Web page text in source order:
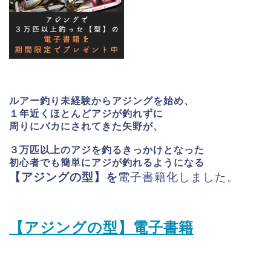
ルアー釣り未経験からアジングを始め、
１年近くほとんどアジが釣れずに
周りにバカにされてきた矢野が、
３万匹以上のアジを釣るきっかけとなった
初心者でも簡単にアジが釣れるようになる
【アジングの型】を電子書籍化しました。
【アジングの型】電子書籍